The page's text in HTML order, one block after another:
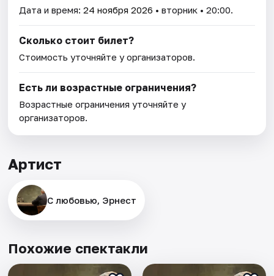
Дата и время:24 ноября 2026 • вторник • 20:00.
Сколько стоит билет?
Стоимость уточняйте у организаторов.
Есть ли возрастные ограничения?
Возрастные ограничения уточняйте у
организаторов.
Артист
С любовью, Эрнест
Похожие спектакли